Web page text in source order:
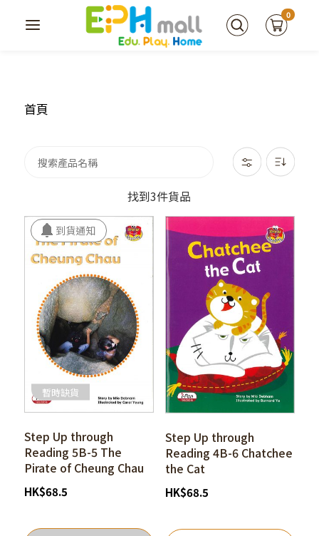
0
首頁
找到3件貨品
暫時缺貨
Step Up through
Reading 5B-5 The
Pirate of Cheung Chau
HK$68.5
Step Up through
Reading 4B-6 Chatchee
the Cat
HK$68.5